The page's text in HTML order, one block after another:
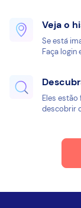
Veja o
Se está
Faça login
Eles
descobrir